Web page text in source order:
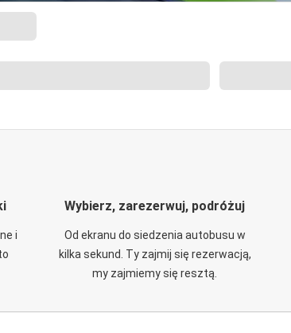
i
Wybierz, zarezerwuj, podróżuj
Od ekranu do siedzenia autobusu w
kilka sekund. Ty zajmij się rezerwacją,
my zajmiemy się resztą.